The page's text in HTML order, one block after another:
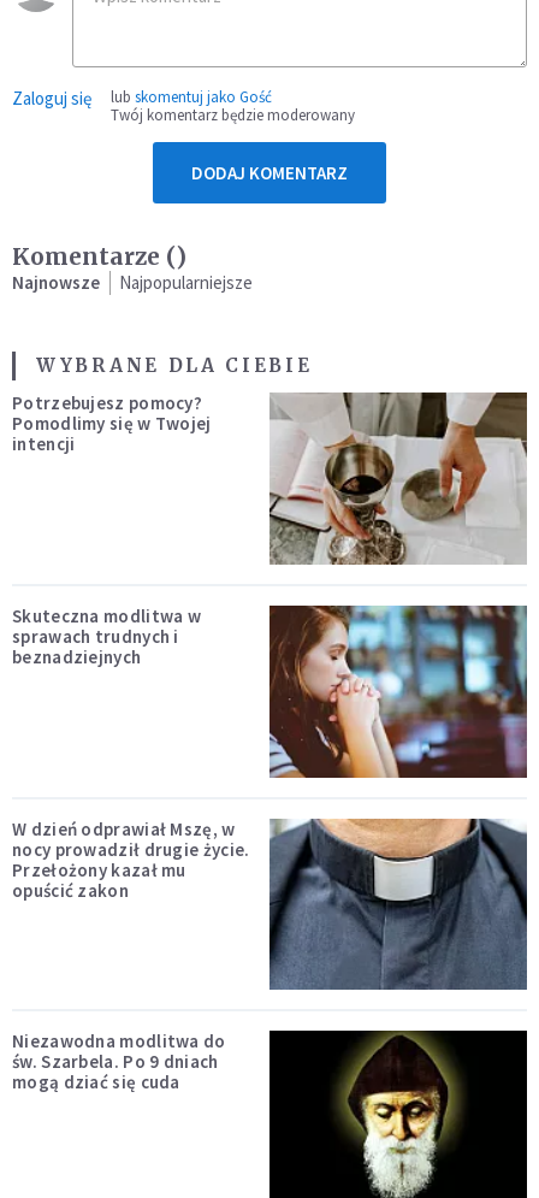
Zaloguj się lub skomentuj jako Gość
Twój komentarz będzie moderowany
DODAJ KOMENTARZ
Komentarze ()
Najnowsze Najpopularniejsze
WYBRANE DLA CIEBIE
Potrzebujesz pomocy?
Pomodlimy się w Twojej
intencji
Skuteczna modlitwa w
sprawach trudnych i
beznadziejnych
W dzień odprawiał Mszę, w
nocy prowadził drugie życie.
Przełożony kazał mu
opuścić zakon
Niezawodna modlitwa do
św. Szarbela. Po 9 dniach
mogą dziać się cuda